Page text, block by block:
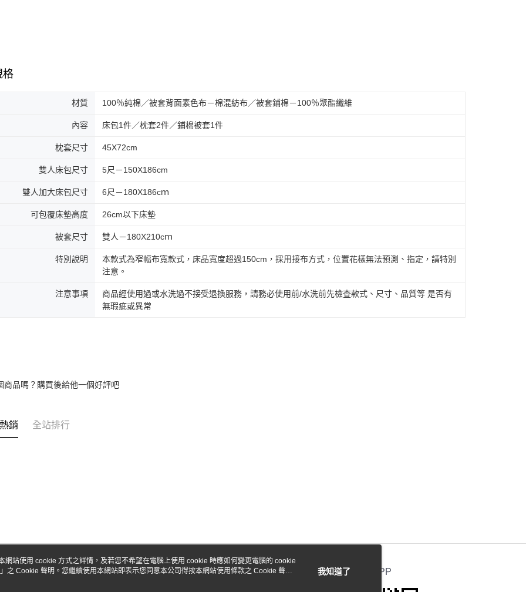
格
材質 100％純棉／被套背面素色布－棉混紡布／被套鋪棉－100％聚酯纖維
內容 床包1件／枕套2件／鋪棉被套1件
枕套尺寸 45X72cm
雙人床包尺寸 5尺－150X186cm
雙人加大床包尺寸 6尺－180X186cｍ
可包覆床墊高度 26cm以下床墊
被套尺寸 雙人－180X210cｍ
特別說明
本款式為窄幅布寬款式，床品寬度超過150cm，採用接布方式，位置花樣無法預測、指定，請特別
注意。
注意事項
商品經使用過或水洗過不接受退換服務，請務必使用前/水洗前先檢査款式、尺寸、品質等 是否有
無瑕疵或異常
商品嗎？購買後給他一個好評吧
銷 全站排行
關於我們 客服資訊 官方APP
網站使用 cookie 方式之詳情，及若您不希望在電腦上使用 cookie 時應如何變更電腦的 cookie
」之 Cookie 聲明。您繼續使用本網站即表示您同意本公司得按本網站使用條款之 Cookie 聲明
我知道了